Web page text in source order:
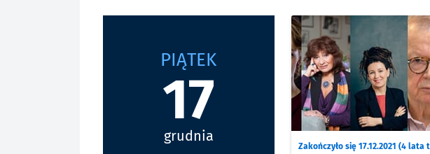
PIĄTEK
17
grudnia
Zakończyło się 17.12.2021 (4 lata